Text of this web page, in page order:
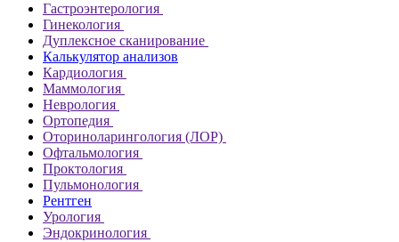
Гастроэнтерология
Гинекология
Дуплексное сканирование
Калькулятор анализов
Кардиология
Маммология
Неврология
Ортопедия
Оториноларингология (ЛОР)
Офтальмология
Проктология
Пульмонология
Рентген
Урология
Эндокринология